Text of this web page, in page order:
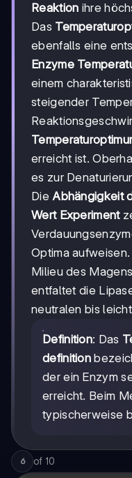
Reaktion ihre
Das
ebenfalls eine
Enzyme
einem
steigender
erreicht ist.
es zur
DieAbhängigkeit
Wert Experiment
Optima
Milieu des
entfaltet die
neutralen bis
Definition: Das
definition
der ein Enzym
erreicht. Beim
typischerweise
6 of 10